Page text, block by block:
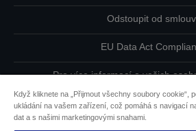
Odstoupit od
EU Data Act
Pro více informací o vašich
Informace o souborech
Když kliknete na „Přijmout všechny soubory cookie“,
ukládání na vašem zařízení, což pomáhá s navigací
dat a s našimi marketingovými snahami.